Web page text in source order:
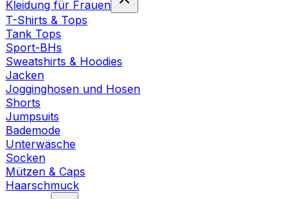
Kleidung für Frauen
T-Shirts & Tops
Tank Tops
Sport-BHs
Sweatshirts & Hoodies
Jacken
Jogginghosen und Hosen
Shorts
Jumpsuits
Bademode
Unterwäsche
Socken
Mützen & Caps
Haarschmuck